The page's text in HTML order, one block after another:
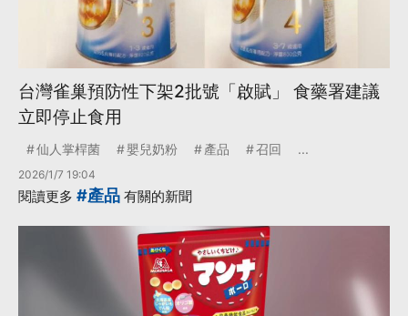
台灣雀巢預防性下架2批號「啟賦」 食藥署建議
立即停止食用
仙人掌桿菌 嬰兒奶粉 產品 召回 ...
2026/1/7 19:04
閱讀更多 #產品 有關的新聞